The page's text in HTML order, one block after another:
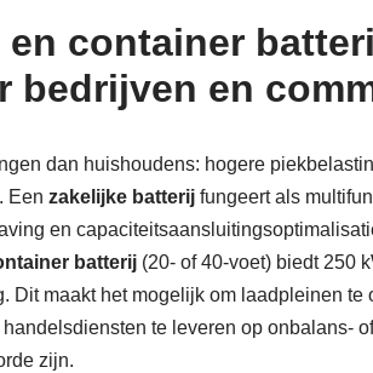
container
bedrijven en
dan huishoudens: hogere
Een zakelijke batterijfungeert als
en
batterij(20- of 40-voet) biedt 250
Dit maakt het mogelijk om laadpleinen
te leveren op onbalans-
zijn.